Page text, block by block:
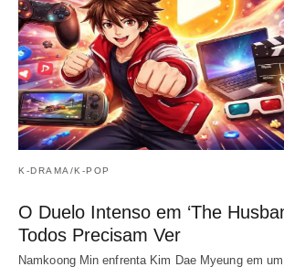
K-DRAMA/K-POP
O Duelo Intenso em ‘The
Todos Precisam Ver
Namkoong Min enfrenta Kim Dae Myeung em